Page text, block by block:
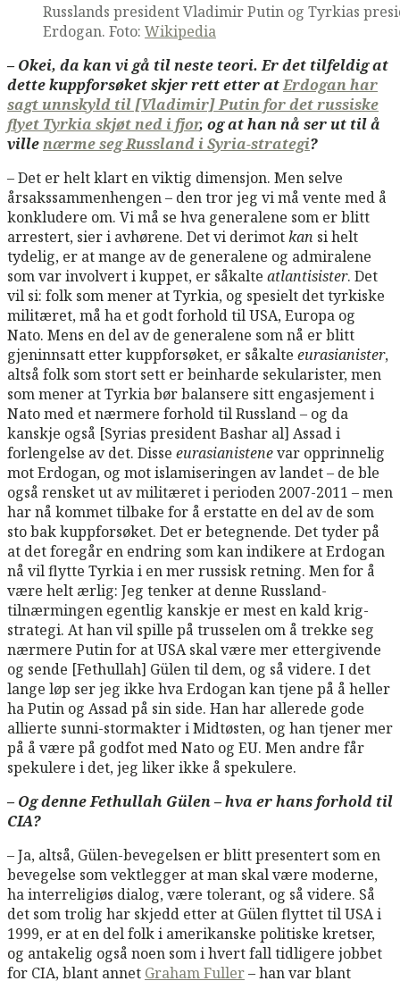
Russlands president Vladimir Putin og Tyrkias
Erdogan. Foto: Wikipedia
– Okei, da kan vi gå til neste teori. Er det tilfeldig at
dette kuppforsøket skjer rett etter atErdogan har
sagt unnskyld til [Vladimir] Putin for det russiske
flyet Tyrkia skjøt ned i fjor, og at han nå ser ut til å
villenærme seg Russland i Syria-strategi?
– Det er helt klart en viktig dimensjon. Men selve
årsakssammenhengen – den tror jeg vi må vente med å
konkludere om. Vi må se hva generalene som er blitt
arrestert, sier i avhørene. Det vi derimotkan si helt
tydelig, er at mange av de generalene og admiralene
som var involvert i kuppet, er såkalte atlantisister. Det
vil si: folk som mener at Tyrkia, og spesielt det tyrkiske
militæret, må ha et godt forhold til USA, Europa og
Nato. Mens en del av de generalene som nå er blitt
gjeninnsatt etter kuppforsøket, er såkalte eurasianister,
altså folk som stort sett er beinharde sekularister, men
som mener at Tyrkia bør balansere sitt engasjement i
Nato med et nærmere forhold til Russland – og da
kanskje også [Syrias president Bashar al] Assad i
forlengelse av det. Disse eurasianistenevar opprinnelig
mot Erdogan, og mot islamiseringen av landet – de ble
også rensket ut av militæret i perioden 2007-2011 – men
har nå kommet tilbake for å erstatte en del av de som
sto bak kuppforsøket. Det er betegnende. Det tyder på
at det foregår en endring som kan indikere at Erdogan
nå vil flytte Tyrkia i en mer russisk retning. Men for å
være helt ærlig: Jeg tenker at denne Russland-
tilnærmingen egentlig kanskje er mest en kald krig-
strategi. At han vil spille på trusselen om å trekke seg
nærmere Putin for at USA skal være mer ettergivende
og sende [Fethullah] Gülen til dem, og så videre. I det
lange løp ser jeg ikke hva Erdogan kan tjene på å heller
ha Putin og Assad på sin side. Han har allerede gode
allierte sunni-stormakter i Midtøsten, og han tjener mer
på å være på godfot med Nato og EU. Men andre får
spekulere i det, jeg liker ikke å spekulere.
– Og denne Fethullah Gülen – hva er hans forhold til
CIA?
– Ja, altså, Gülen-bevegelsen er blitt presentert som en
bevegelse som vektlegger at man skal være moderne,
ha interreligiøs dialog, være tolerant, og så videre. Så
det som trolig har skjedd etter at Gülen flyttet til USA i
1999, er at en del folk i amerikanske politiske kretser,
og antakelig også noen som i hvert fall tidligere jobbet
for CIA, blant annet Graham Fuller– han var blant